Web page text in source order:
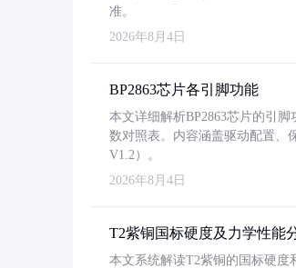
准。
2026年8月4日
BP2863芯片各引脚功能
本文详细解析BP2863芯片的引
数对照表。内容涵盖驱动配置、
V1.2）。
2026年8月4日
T2紫铜国标硬度及力学性能
本文系统解读T2紫铜的国标硬度